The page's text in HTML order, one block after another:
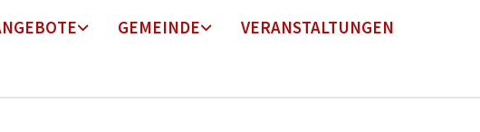
GEMEINDE VERANSTALTUNGEN